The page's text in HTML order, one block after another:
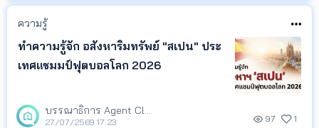
นักลงทุน ติดตามทิศทางตลาด และนำ
ข้อมูลไปวางแผนกา
ความรู้
ทำความรู้จัก อสังหาริมทรัพย์ "สเปน" ประ
เทศแชมมป์ฟุตบอลโลก 2026
บรรณาธิการ Agent Club
27/07/2569 17:23 97 1